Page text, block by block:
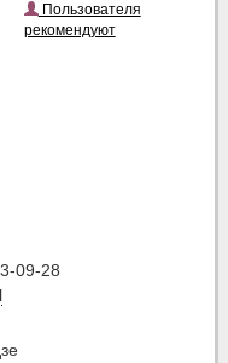
Пользователя
рекомендуют
09-28